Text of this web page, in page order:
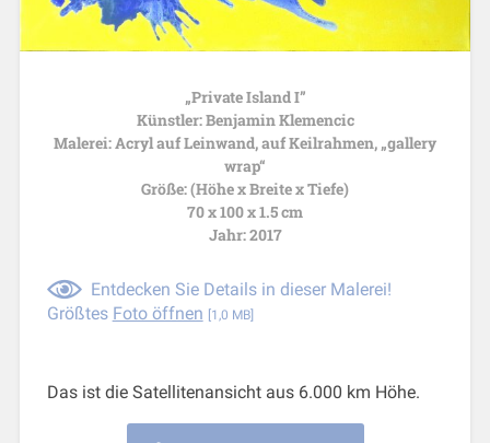
„Private Island I”
Künstler: Benjamin Klemencic
Malerei: Acryl auf Leinwand, auf Keilrahmen, „gallery
wrap“
Größe: (Höhe x Breite x Tiefe)
70 x 100 x 1.5 cm
Jahr: 2017
Entdecken Sie Details in dieser Malerei!
Größtes Foto öffnen [1,0 MB]
Das ist die Satellitenansicht aus 6.000 km Höhe.